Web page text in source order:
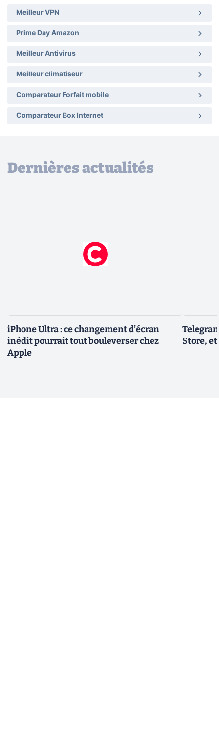
Meilleur VPN
Prime Day Amazon
Meilleur Antivirus
Meilleur climatiseur
Comparateur Forfait mobile
Comparateur Box Internet
Dernières actualités
iPhone Ultra : ce changement d’écran
inédit pourrait tout bouleverser chez
Apple
Store,